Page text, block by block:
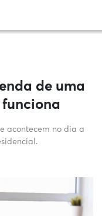
de uma
funciona
acontecem no dia a